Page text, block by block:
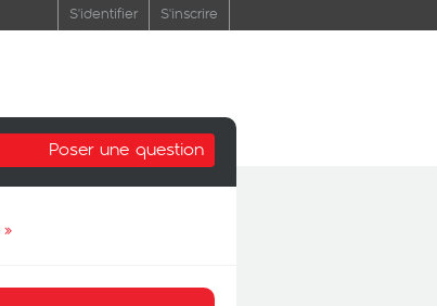
S'identifier S'inscrire
Poser une question
»